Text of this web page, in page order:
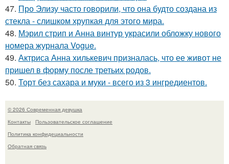
47. Про Элизу часто говорили, что она будто создана из
стекла - слишком хрупкая для этого мира.
48. Мэрил стрип и Анна винтур украсили обложку нового
номера журнала Vogue.
49. Актриса Анна хилькевич призналась, что ее живот не
пришел в форму после третьих родов.
50. Торт без сахара и муки - всего из 3 ингредиентов.
© 2026 Современная девушка
Контакты
Пользовательское соглашение
Политика конфидециальности
Обратная связь